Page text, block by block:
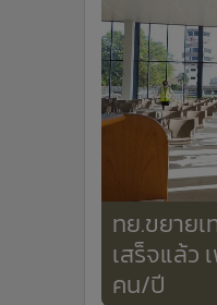
ทย.ขยาย
เสร็จแล้ว
คน/ปี